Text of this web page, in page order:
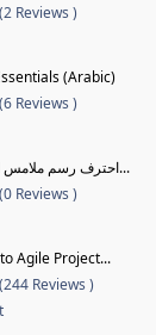
(2 Reviews )
(Arabic)
(6 Reviews )
احترف رسم ملامس الخامات بالمار...
(0 Reviews )
Agile Project...
(244 Reviews )